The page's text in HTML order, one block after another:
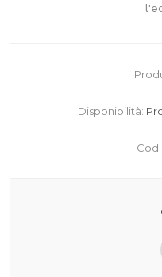
Disponibilità:
Cod.: